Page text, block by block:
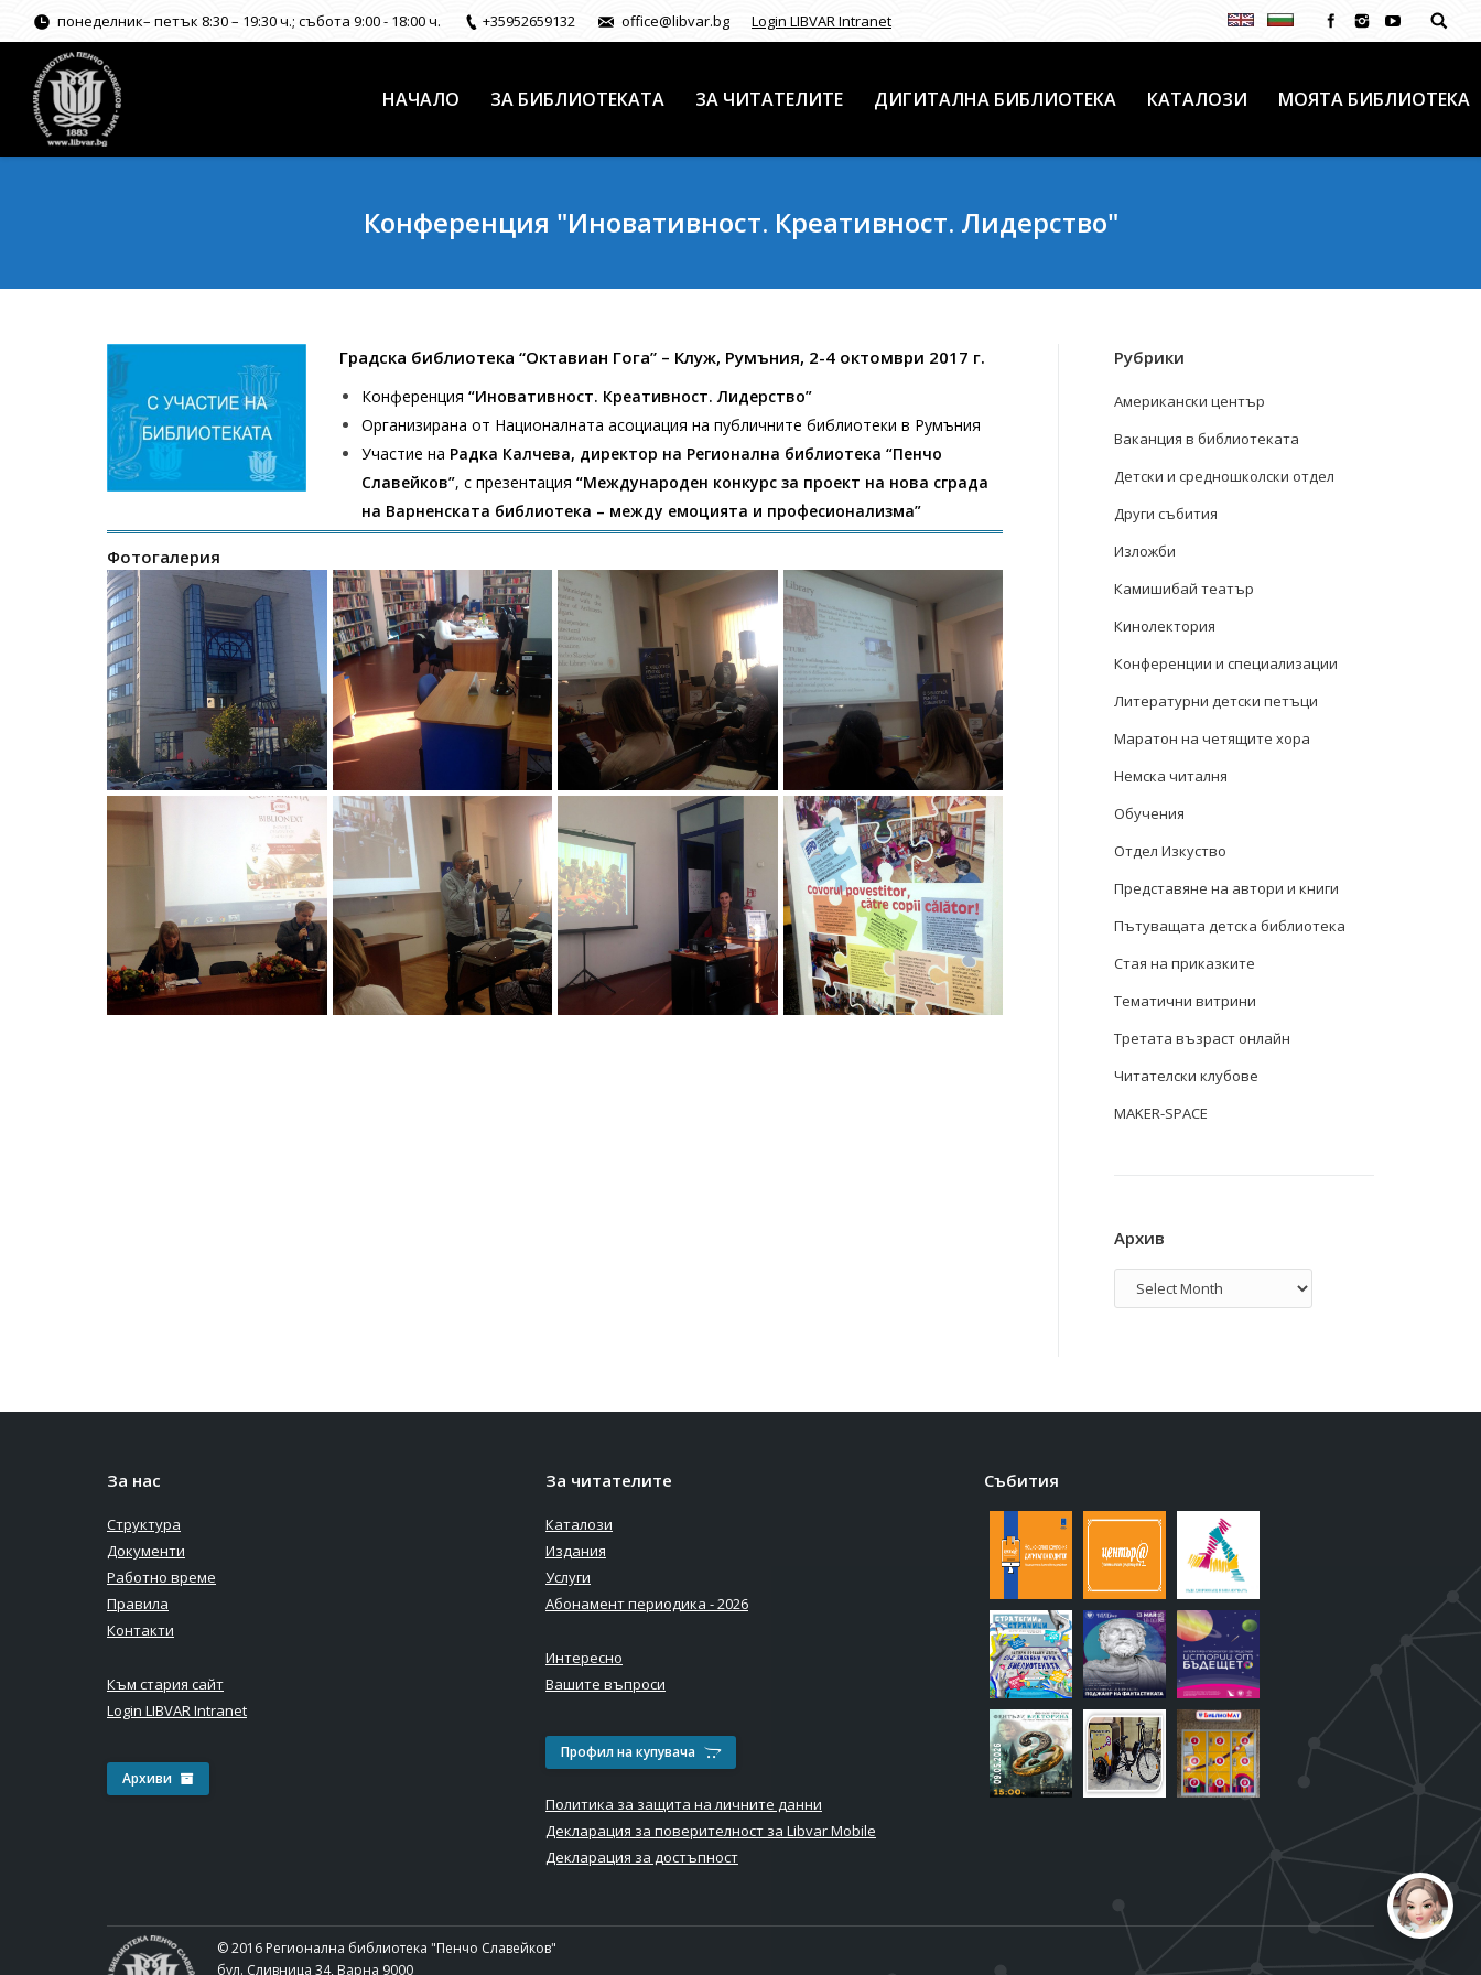
понеделник– петък 8:30 – 19:30 ч.; събота 9:00 - 18:00 ч. +35952659132 office@libvar.bg Login LIBVAR Intranet
НАЧАЛО ЗА БИБЛИОТЕКАТА ЗА ЧИТАТЕЛИТЕ ДИГИТАЛНА БИБЛИОТЕКА КАТАЛОЗИ МОЯТА БИБЛИОТЕКА
Конференция "Иновативност. Креативност. Лидерство"
Градска библиотека “Октавиан Гога” – Клуж, Румъния, 2-4 октомври 2017 г.
Конференция “Иновативност. Креативност. Лидерство”
Организирана от Националната асоциация на публичните библиотеки в Румъния
Участие на Радка Калчева, директор на Регионална библиотека “Пенчо
Славейков”, с презентация “Международен конкурс за проект на нова сграда
на Варненската библиотека – между емоцията и професионализма”
Фотогалерия
Рубрики
Американски център
Ваканция в библиотеката
Детски и средношколски отдел
Други събития
Изложби
Камишибай театър
Кинолектория
Конференции и специализации
Литературни детски петъци
Маратон на четящите хора
Немска читалня
Обучения
Отдел Изкуство
Представяне на автори и книги
Пътуващата детска библиотека
Стая на приказките
Тематични витрини
Третата възраст онлайн
Читателски клубове
MAKER-SPACE
Архив
Архив
За нас
Структура
Документи
Работно време
Правила
Контакти
Към стария сайт
Login LIBVAR Intranet
Архиви
За читателите
Каталози
Издания
Услуги
Абонамент периодика - 2026
Интересно
Вашите въпроси
Профил на купувача
Политика за защита на личните данни
Декларация за поверителност за Libvar Mobile
Декларация за достъпност
Събития
© 2016 Регионална библиотека "Пенчо Славейков"
бул. Сливница 34, Варна 9000